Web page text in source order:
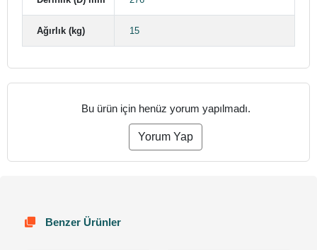
Ağırlık (kg) 15
Bu ürün için henüz yorum yapılmadı.
Yorum Yap
Benzer Ürünler